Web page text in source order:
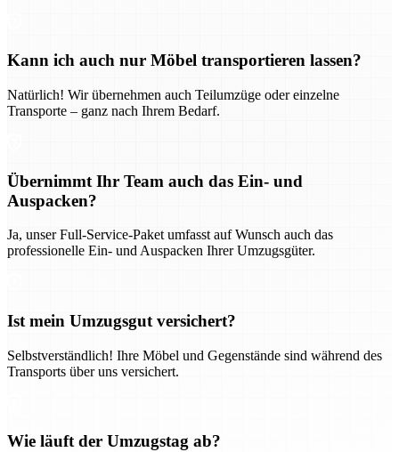
Kann ich auch nur Möbel transportieren lassen?
Natürlich! Wir übernehmen auch Teilumzüge oder einzelne
Transporte – ganz nach Ihrem Bedarf.
Übernimmt Ihr Team auch das Ein- und
Auspacken?
Ja, unser Full-Service-Paket umfasst auf Wunsch auch das
professionelle Ein- und Auspacken Ihrer Umzugsgüter.
Ist mein Umzugsgut versichert?
Selbstverständlich! Ihre Möbel und Gegenstände sind während des
Transports über uns versichert.
Wie läuft der Umzugstag ab?